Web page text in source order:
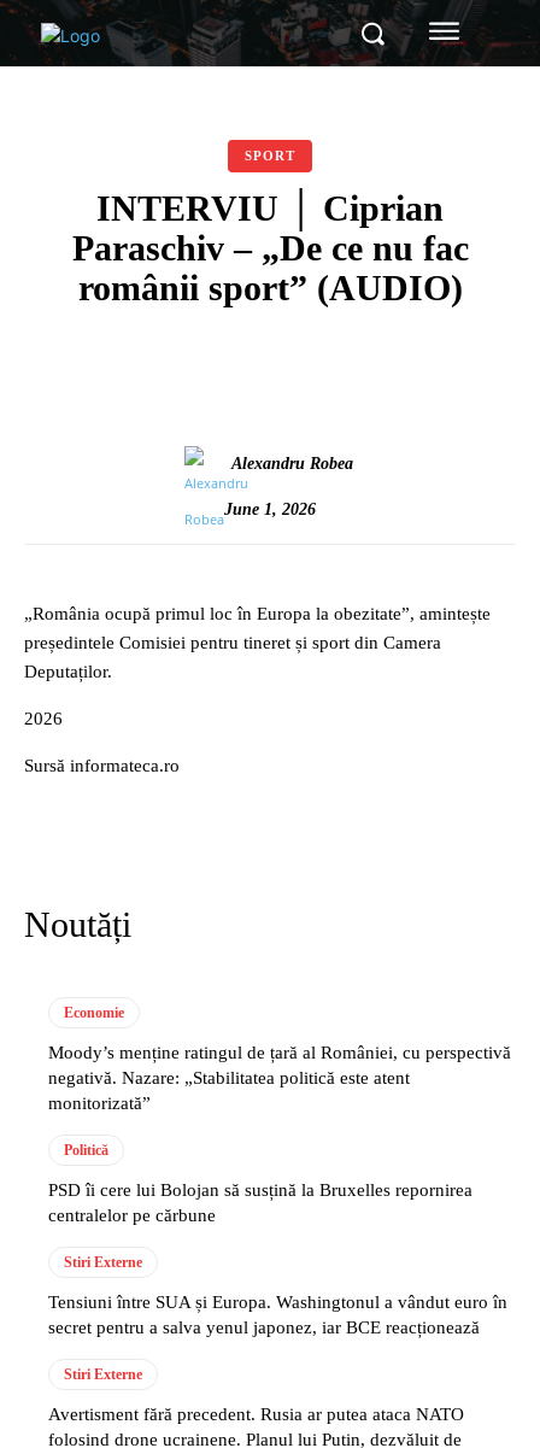
SPORT
INTERVIU │ Ciprian
Paraschiv – „De ce nu fac
românii sport” (AUDIO)
Alexandru Robea
June 1, 2026
„România ocupă primul loc în Europa la obezitate”, amintește
președintele Comisiei pentru tineret și sport din Camera
Deputaților.
2026
Sursă informateca.ro
Noutăți
Economie
Moody’s menține ratingul de țară al României, cu perspectivă
negativă. Nazare: „Stabilitatea politică este atent
monitorizată”
Politică
PSD îi cere lui Bolojan să susțină la Bruxelles repornirea
centralelor pe cărbune
Stiri Externe
Tensiuni între SUA și Europa. Washingtonul a vândut euro în
secret pentru a salva yenul japonez, iar BCE reacționează
Stiri Externe
Avertisment fără precedent. Rusia ar putea ataca NATO
folosind drone ucrainene. Planul lui Putin, dezvăluit de